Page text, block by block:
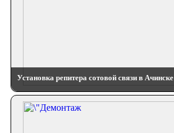
Установка репитера сотовой связи в Ачинске